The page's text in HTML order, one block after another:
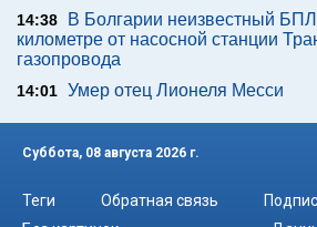
14:38
В Болгарии неизвестный
километре от насосной станции
газопровода
14:01 Умер отец Лионеля Месси
Суббота, 08 августа 2026 г.
Теги Обратная связь